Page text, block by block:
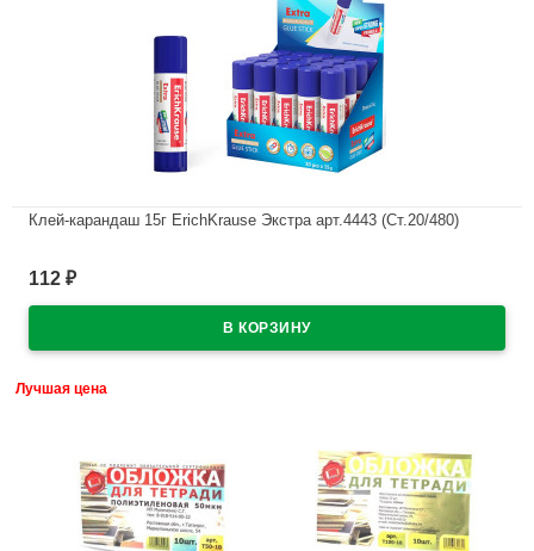
Клей-карандаш 15г ErichKrause Экстра арт.4443 (Ст.20/480)
112 ₽
Лучшая цена